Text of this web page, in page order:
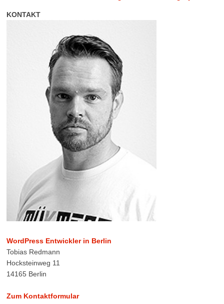
KONTAKT
WordPress Entwickler in Berlin
Tobias Redmann
Hocksteinweg 11
14165 Berlin
Zum Kontaktformular